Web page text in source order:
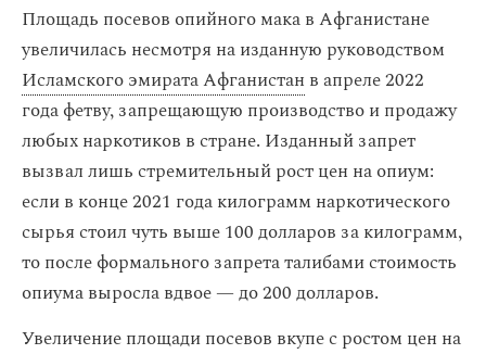
Площадь посевов опийного мака в Афганистане
увеличилась несмотря на изданную руководством
Исламского эмирата Афганистан в апреле 2022
года фетву, запрещающую производство и продажу
любых наркотиков в стране. Изданный запрет
вызвал лишь стремительный рост цен на опиум:
если в конце 2021 года килограмм наркотического
сырья стоил чуть выше 100 долларов за килограмм,
то после формального запрета талибами стоимость
опиума выросла вдвое — до 200 долларов.
Увеличение площади посевов вкупе с ростом цен на